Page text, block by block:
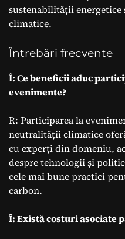
sustenabilității
climatice.
Întrebări frecvente
Î: Ce beneficii aduc
evenimente?
R: Participarea la
neutralității climatice
cu experți din domeniu,
despre tehnologii și
cele mai bune practici
carbon.
Î: Există costuri asociate